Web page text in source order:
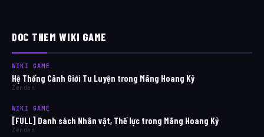
DOC THEM WIKI GAME
WIKI GAME
Hệ Thống Cảnh Giới Tu Luyện trong Mãng Hoang Kỷ
Zenden
WIKI GAME
[FULL] Danh sách Nhân vật, Thế lực trong Mãng Hoang Kỷ
Zenden